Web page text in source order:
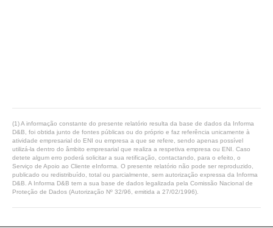
(1) A informação constante do presente relatório resulta da base de dados da Informa
D&B, foi obtida junto de fontes públicas ou do próprio e faz referência unicamente à
atividade empresarial do ENI ou empresa a que se refere, sendo apenas possível
utilizá-la dentro do âmbito empresarial que realiza a respetiva empresa ou ENI. Caso
detete algum erro poderá solicitar a sua retificação, contactando, para o efeito, o
Serviço de Apoio ao Cliente eInforma. O presente relatório não pode ser reproduzido,
publicado ou redistribuído, total ou parcialmente, sem autorização expressa da Informa
D&B. A Informa D&B tem a sua base de dados legalizada pela Comissão Nacional de
Proteção de Dados (Autorização Nº 32/96, emitida a 27/02/1996).